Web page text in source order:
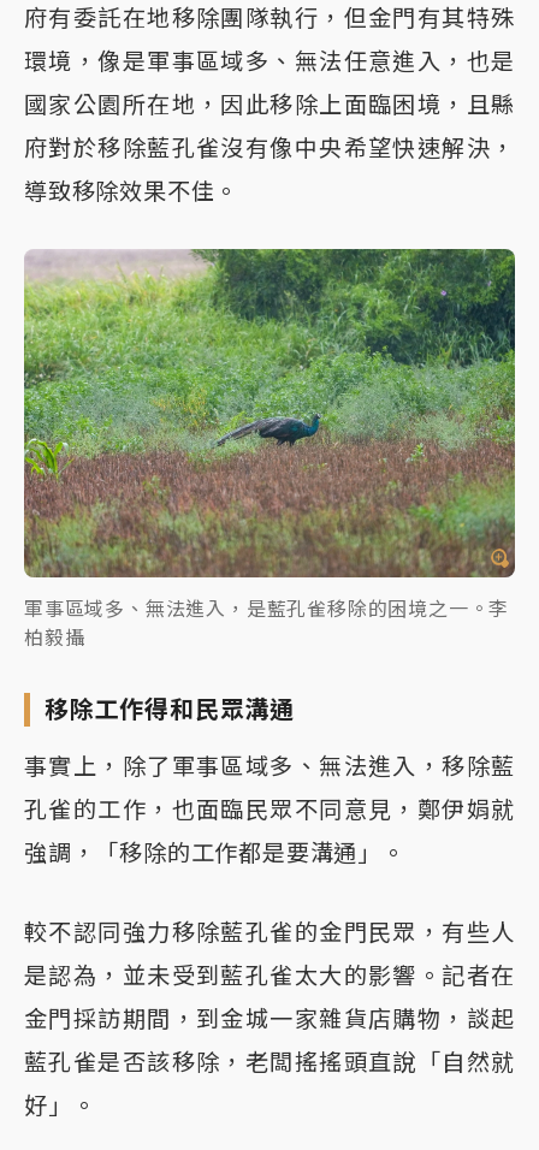
府有委託在地移除團隊執行，但金門有其特殊
環境，像是軍事區域多、無法任意進入，也是
國家公園所在地，因此移除上面臨困境，且縣
府對於移除藍孔雀沒有像中央希望快速解決，
導致移除效果不佳。
軍事區域多、無法進入，是藍孔雀移除的困境之一。李
柏毅攝
移除工作得和民眾溝通
事實上，除了軍事區域多、無法進入，移除藍
孔雀的工作，也面臨民眾不同意見，鄭伊娟就
強調，「移除的工作都是要溝通」。
較不認同強力移除藍孔雀的金門民眾，有些人
是認為，並未受到藍孔雀太大的影響。記者在
金門採訪期間，到金城一家雜貨店購物，談起
藍孔雀是否該移除，老闆搖搖頭直說「自然就
好」。